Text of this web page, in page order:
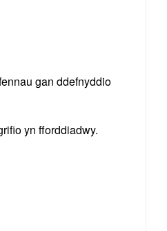
gan ddefnyddio
yn fforddiadwy.